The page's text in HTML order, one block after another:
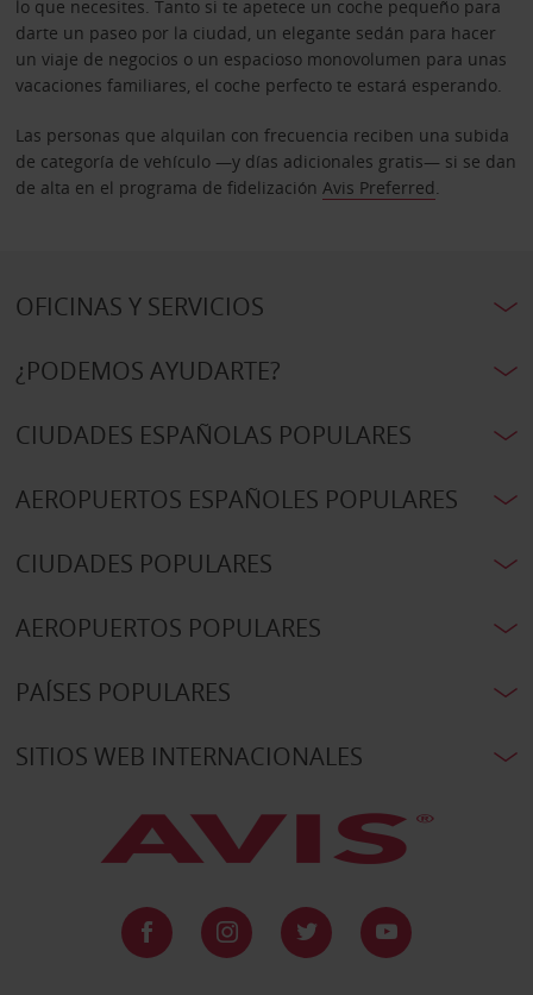
lo que necesites. Tanto si te apetece un coche pequeño para
darte un paseo por la ciudad, un elegante sedán para hacer
un viaje de negocios o un espacioso monovolumen para unas
vacaciones familiares, el coche perfecto te estará esperando.
Las personas que alquilan con frecuencia reciben una subida
de categoría de vehículo —y días adicionales gratis— si se dan
de alta en el programa de fidelización Avis Preferred.
OFICINAS Y SERVICIOS
¿PODEMOS AYUDARTE?
CIUDADES ESPAÑOLAS POPULARES
AEROPUERTOS ESPAÑOLES POPULARES
CIUDADES POPULARES
AEROPUERTOS POPULARES
PAÍSES POPULARES
SITIOS WEB INTERNACIONALES